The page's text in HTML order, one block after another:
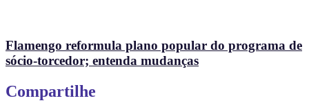
Flamengo reformula plano popular do programa de
sócio-torcedor; entenda mudanças
Compartilhe